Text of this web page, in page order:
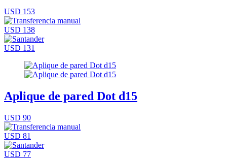
USD 153
USD 138
USD 131
Aplique de pared Dot d15
USD 90
USD 81
USD 77